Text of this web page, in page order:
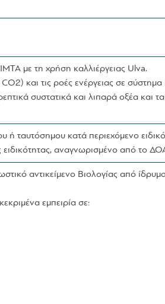
με τη χρήση καλλιέργειας Ulva.
και τις ροές ενέργειας σε σύστημα
συστατικά και λιπαρά οξέα και
ταυτόσημου κατά περιεχόμενο
ειδικότητας, αναγνωρισμένο από το
αντικείμενο Βιολογίας από
εμπειρία σε: